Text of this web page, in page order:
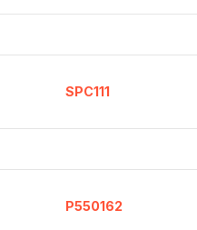
SPC111
P550162